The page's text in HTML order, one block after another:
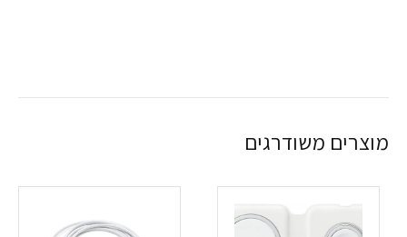
מוצרים משודרגים